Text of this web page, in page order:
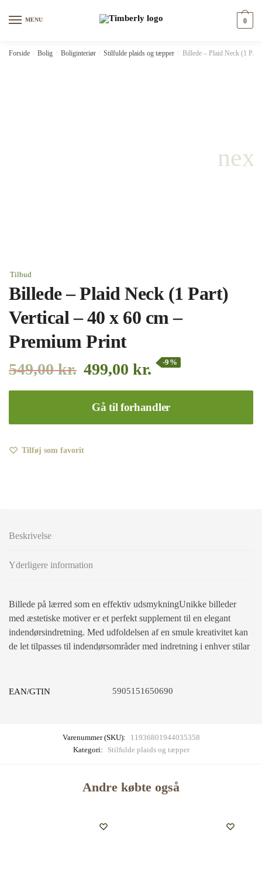
MENU 0
Forside Bolig Boliginteriør Stilfulde plaids og tæpper Billede – Plaid Neck (1
Tilbud
Billede – Plaid Neck (1 Part)
Vertical – 40 x 60 cm –
Premium Print
549,00kr. 499,00 kr. -9%
Gå til forhandler
Tilføj som favorit
Beskrivelse
Yderligere information
Billede på lærred som en effektiv udsmykningUnikke billeder
med æstetiske motiver er et perfekt supplement til en elegant
indendørsindretning. Med udfoldelsen af en smule kreativitet kan
de let tilpasses til indendørsområder med indretning i enhver stilar
EAN/GTIN 5905151650690
Varenummer (SKU):
11936801944035358
Kategori:
Stilfulde plaids og tæpper
Andre købte også